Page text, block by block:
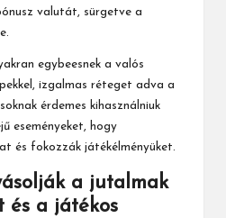
valutát, sürgetve a
egybeesnek a valós
izgalmas réteget adva a
érdemes kihasználniuk
eseményeket, hogy
és fokozzák játékélményüket.
a jutalmak
és a játékos